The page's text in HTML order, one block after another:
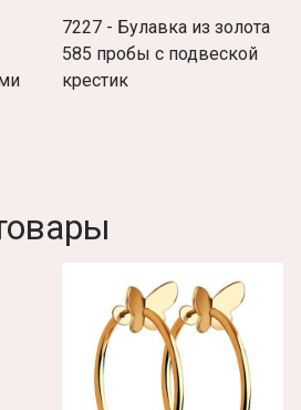
7227 - Булавка из золота
585 пробы с подвеской
крестик